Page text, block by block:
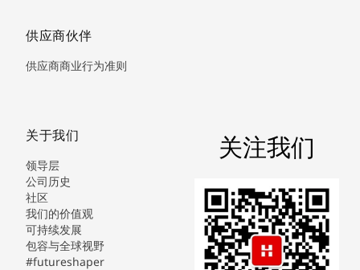
供应商伙伴
供应商商业行为准则
关于我们
领导层
公司历史
社区
我们的价值观
可持续发展
包容与全球视野
#futureshaper
关注我们